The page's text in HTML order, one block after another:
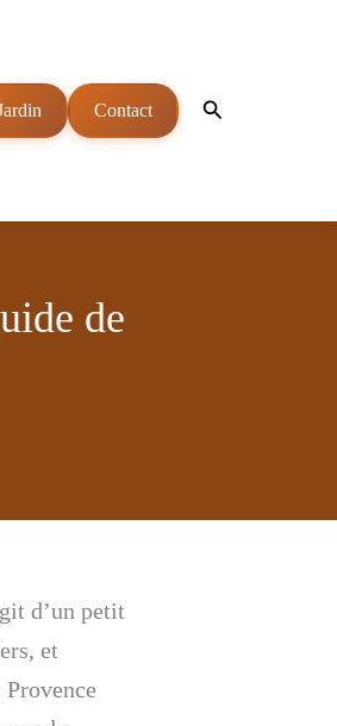
Contact Rechercher
de
d’un petit
et